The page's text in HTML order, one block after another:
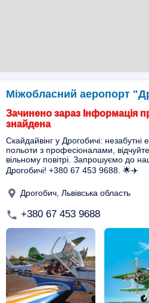
Міжобласний аеропорт
Зачинено зараз Інформація
знайдена
Скайдайвінг у Дрогобичі: незабутні
польоти з професіоналами,
вільному повітрі. Запрошуємо до
Дрогобичі! +380 67 453 9688. 🌟✈️
Дрогобич, Львівська область
+380 67 453 9688